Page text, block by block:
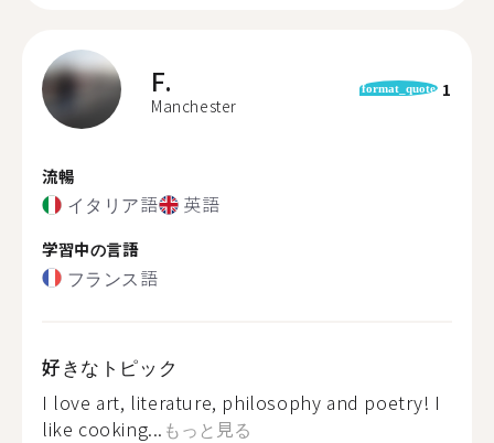
F.
Manchester
format_quote 1
流暢
イタリア語 英語
学習中の言語
フランス語
好きなトピック
I love art, literature, philosophy and poetry! I
like cooking... もっと見る